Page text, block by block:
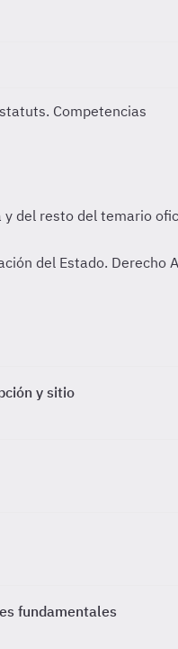
Competencias
del Estado.
y sitio
fundamentales